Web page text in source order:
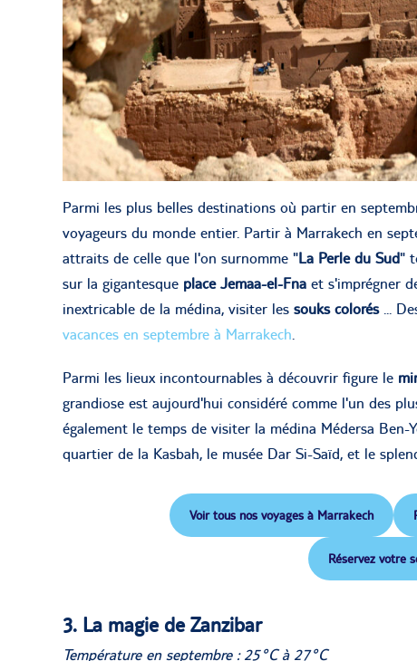
Parmi les plus belles destinations où partir en
voyageurs du monde entier. Partir à Marrakech en
attraits de celle que l'on surnomme "La Perle du Sud"
sur la gigantesque place Jemaa-el-Fna et s'imprégner
inextricable de la médina, visiter les souks colorés...
vacances en septembre à Marrakech.
Parmi les lieux incontournables à découvrir figure le
grandiose est aujourd'hui considéré comme l'un des
également le temps de visiter la médina Médersa Ben-
quartier de la Kasbah, le musée Dar Si-Saïd, et le
Voir tous nos voyages à Marrakech
Réservez votre
3. La magie de Zanzibar
Température en septembre : 25°C à 27°C